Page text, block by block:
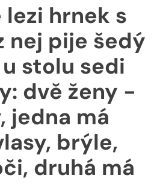
lezi hrnek s
nej pije šedý
stolu sedi
dvě ženy -
jedna má
brýle,
druhá má